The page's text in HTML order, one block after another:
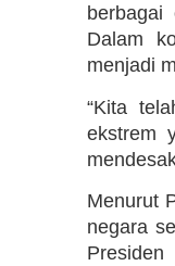
Dalam
menjadi
“Kita
ekstrem
Menurut
negara